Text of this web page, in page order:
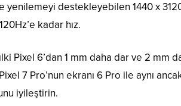
yenilemeyi destekleyebilen 1440 x
kadar hız.
Pixel 6’dan 1 mm daha dar ve 2 mm
7 Pro’nun ekranı 6 Pro ile aynı
iyileştirin.